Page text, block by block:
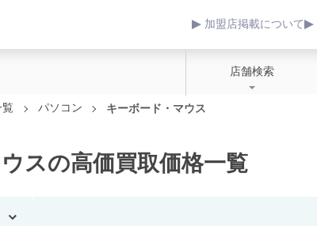
加盟店掲載について
店舗検索
覧 パソコン キーボード・マウス
スの高価買取価格一覧